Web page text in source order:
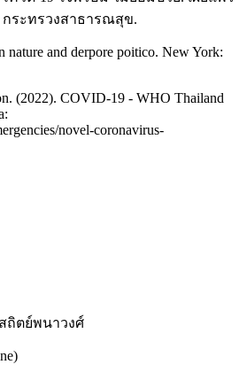
ระทรวงสาธารณสุข.
nature and derpore poitico. New York:
(2022). COVID-19 - WHO Thailand
novel-coronavirus-
ถิตย์พนาวงศ์